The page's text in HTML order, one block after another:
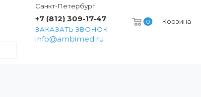
0 Корзина
Санкт-Петербург
+7 (812) 309-17-47
ЗАКАЗАТЬ ЗВОНОК
info@ambimed.ru